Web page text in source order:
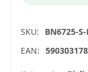
SKU:
BN6725-
EAN: